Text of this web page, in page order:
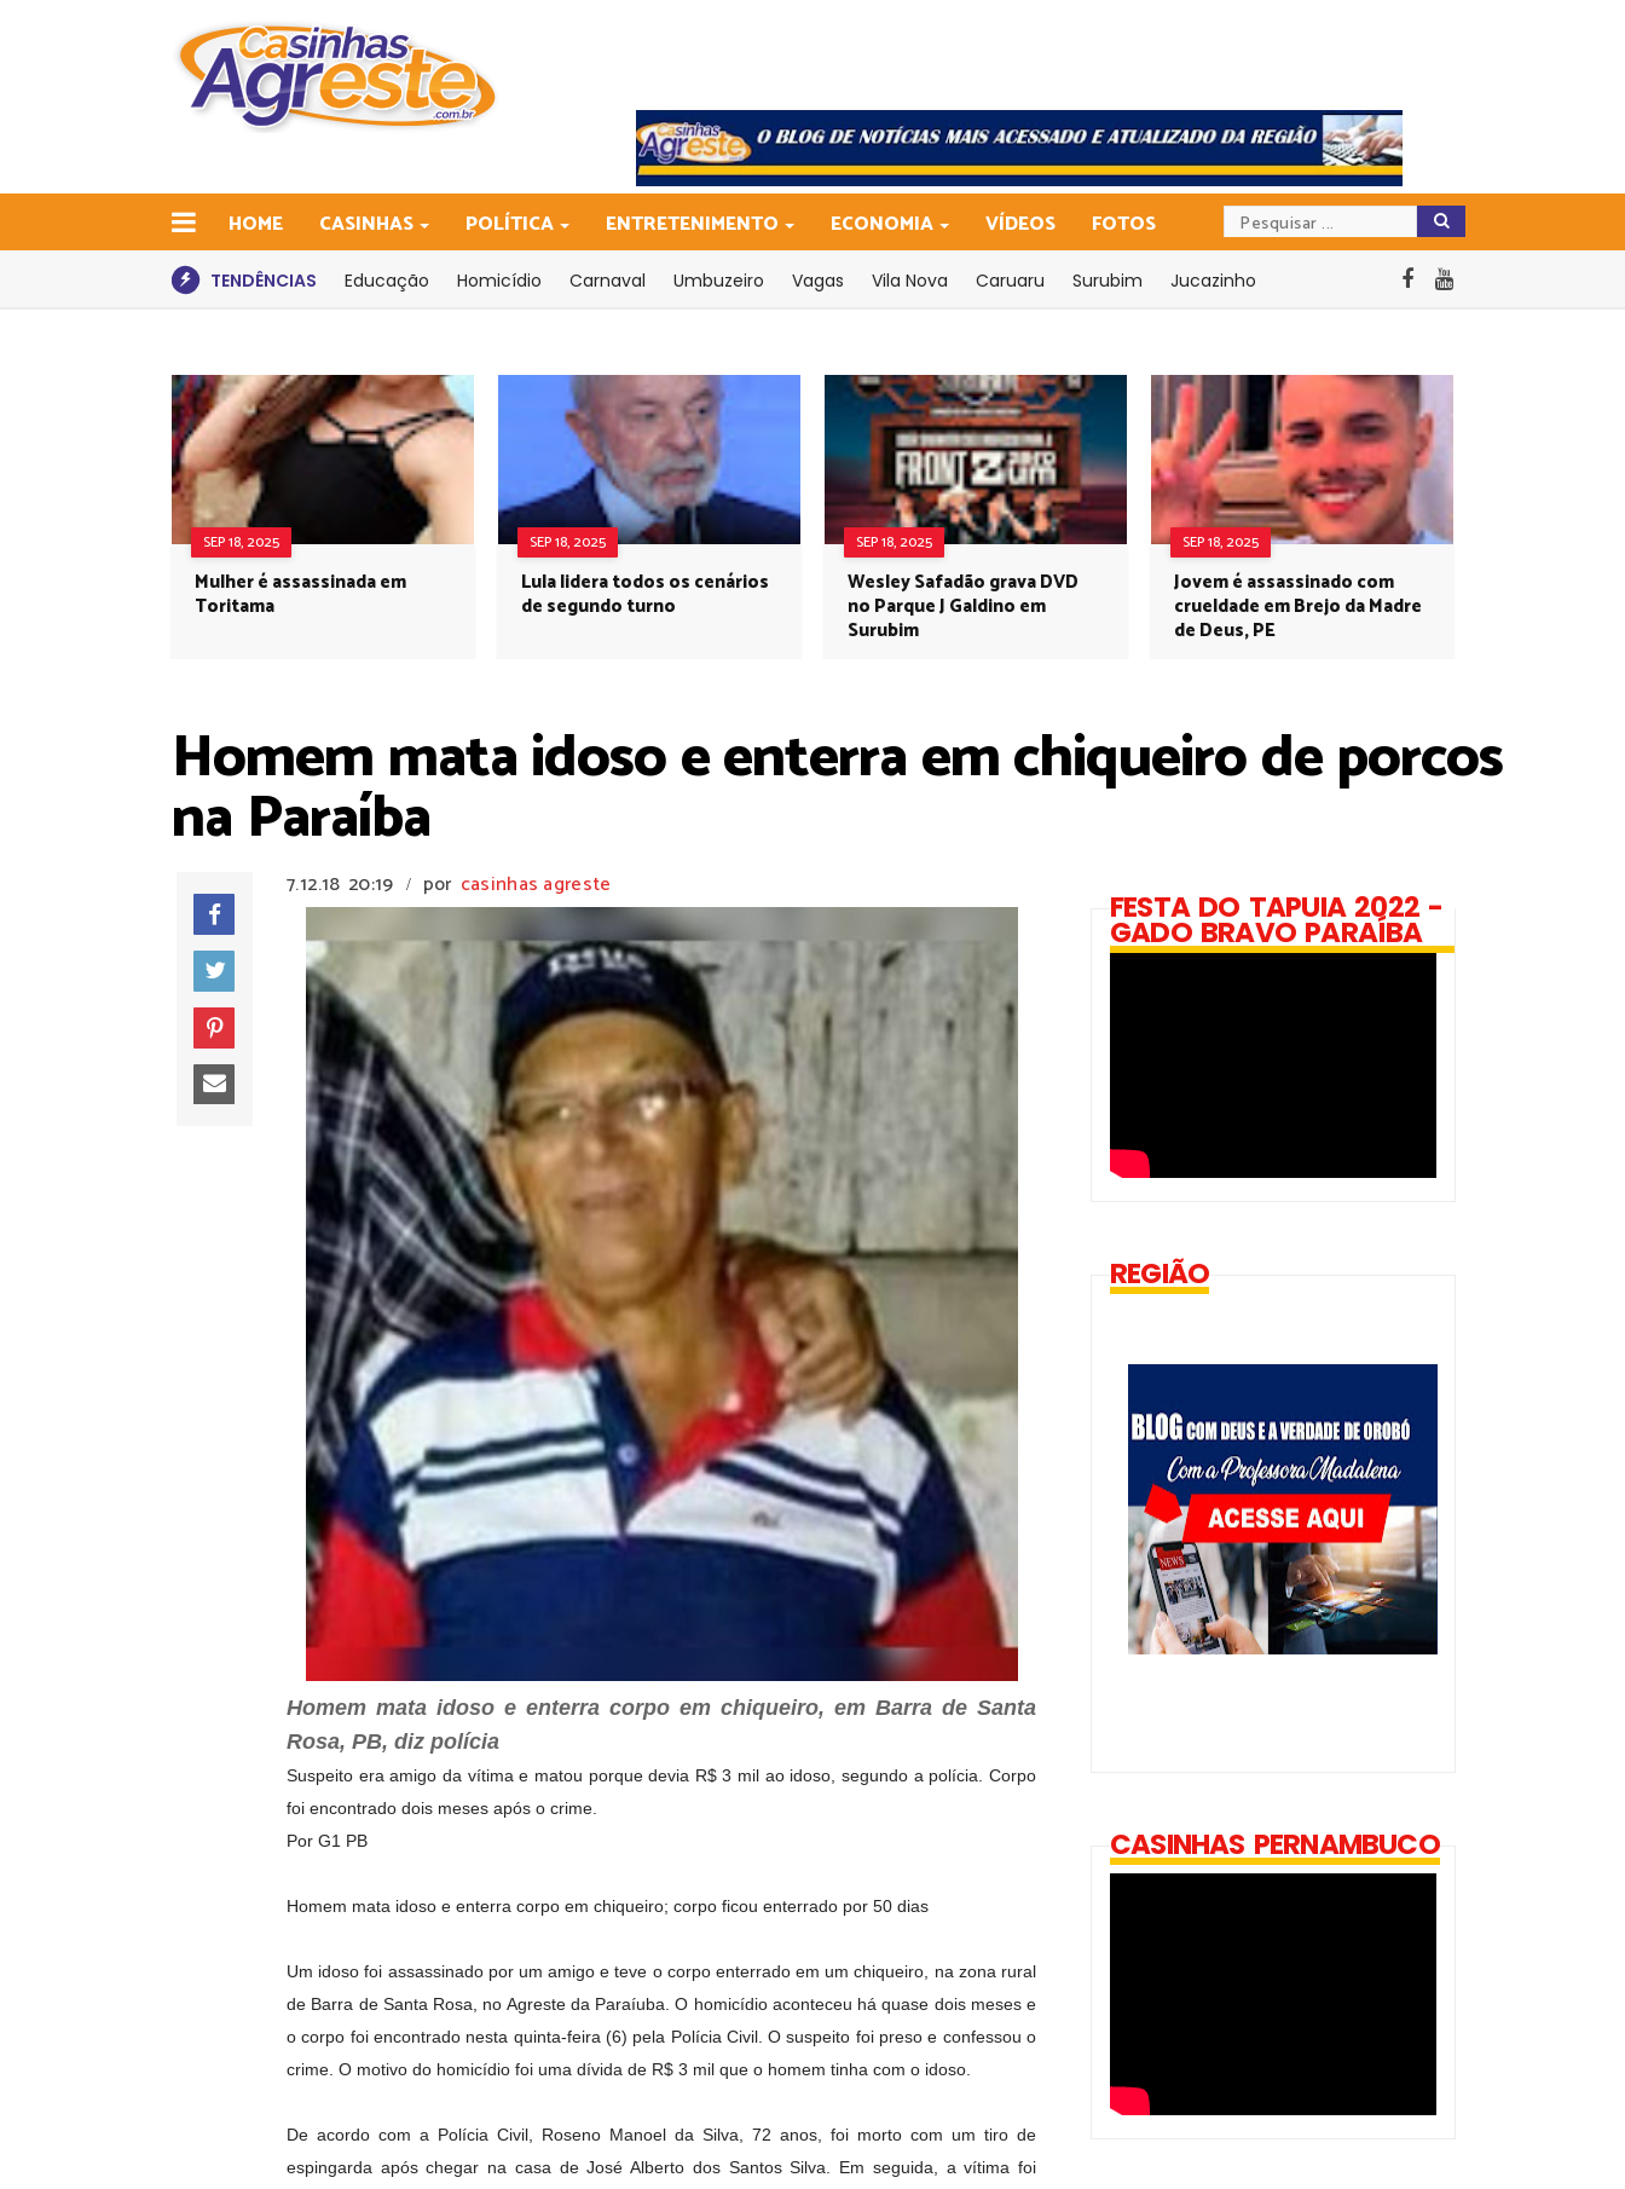
HOME CASINHAS POLÍTICA ENTRETENIMENTO ECONOMIA VÍDEOS FOTOS
TENDÊNCIAS Educação Homicídio Carnaval Umbuzeiro Vagas Vila Nova Caruaru Surubim Jucazinho
SEP 18, 2025
Mulher é assassinada em
Toritama
SEP 18, 2025
Lula lidera todos os cenários
de segundo turno
SEP 18, 2025
Wesley Safadão grava DVD
no Parque J Galdino em
Surubim
SEP 18, 2025
Jovem é assassinado com
crueldade em Brejo da Madre
de Deus, PE
Homem mata idoso e enterra em chiqueiro de porcos
na Paraíba
7.12.18 20:19 / por casinhas agreste
Homem mata idoso e enterra corpo em chiqueiro, em Barra de Santa
Rosa, PB, diz polícia
Suspeito era amigo da vítima e matou porque devia R$ 3 mil ao idoso, segundo a polícia. Corpo
foi encontrado dois meses após o crime.
Por G1 PB
Homem mata idoso e enterra corpo em chiqueiro; corpo ficou enterrado por 50 dias
Um idoso foi assassinado por um amigo e teve o corpo enterrado em um chiqueiro, na zona rural
de Barra de Santa Rosa, no Agreste da Paraíuba. O homicídio aconteceu há quase dois meses e
o corpo foi encontrado nesta quinta-feira (6) pela Polícia Civil. O suspeito foi preso e confessou o
crime. O motivo do homicídio foi uma dívida de R$ 3 mil que o homem tinha com o idoso.
De acordo com a Polícia Civil, Roseno Manoel da Silva, 72 anos, foi morto com um tiro de
espingarda após chegar na casa de José Alberto dos Santos Silva. Em seguida, a vítima foi
FESTA DO TAPUIA 2022 -
GADO BRAVO PARAÍBA
REGIÃO
CASINHAS PERNAMBUCO